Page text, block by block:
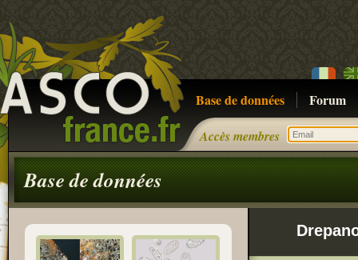
Base de données Forum
Accès membres
Base de données